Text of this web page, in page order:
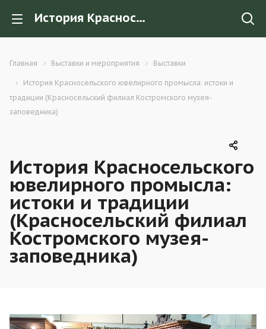
История Красносельского ювелирного промысла: истоки и традиции (Красносельский филиал Костромского музея-заповедника)
Главная Выставки и мероприятия Выставки
История Красносельского ювелирного промысла: истоки и
традиции (Красносельский филиал Костромского музея-
заповедника)
История Красносельского
ювелирного промысла:
истоки и традиции
(Красносельский филиал
Костромского музея-
заповедника)